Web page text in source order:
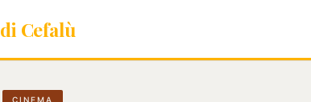
di Cefalù
CINEMA